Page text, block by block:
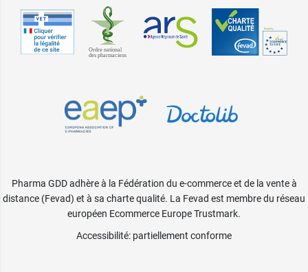
Pharma GDD adhère à la Fédération du e-commerce et de la vente à
distance (Fevad) et à sa charte qualité. La Fevad est membre du réseau
européen Ecommerce Europe Trustmark.
Accessibilité: partiellement conforme